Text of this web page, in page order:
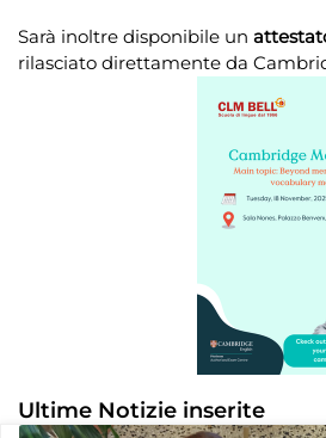
Sarà inoltre disponibile un
rilasciato direttamente da
Ultime Notizie inserite